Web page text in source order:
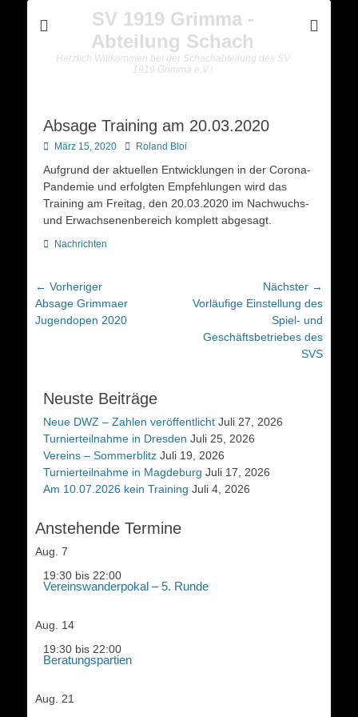
SV 1919 Grimma -
Abteilung Schach
Herzlich Willkommen bei der Schachabteilung des SV
1919 Grimma e.V.!
Absage Training am 20.03.2020
Posted
März 15, 2020 AutorRoland Bloi
Aufgrund der aktuellen Entwicklungen in der Corona-
Pandemie und erfolgten Empfehlungen wird das
Training am Freitag, den 20.03.2020 im Nachwuchs-
und Erwachsenenbereich komplett abgesagt.
Kategorien
Nachrichten
Beitragsnavigation
← Vorheriger
Vorheriger
Beitrag:
Absage Grimmaer
Jugendopen 2020
Nächster →
Nächster
Vorläufige Einstellung des
Spiel- und
Geschäftsbetriebes des
SVS
Neuste Beiträge
Neue DWZ – Zahlen veröffentlicht Juli 27, 2026
Turnierteilnahme in Dresden Juli 25, 2026
Vereins – Sommerblitz Juli 19, 2026
Turnierteilnahme in Magdeburg Juli 17, 2026
Am 10.07.2026 kein Training Juli 4, 2026
Anstehende Termine
Aug. 7
19:30 bis 22:00
Vereinswanderpokal – 5. Runde
Aug. 14
19:30 bis 22:00
Beratungspartien
Aug. 21